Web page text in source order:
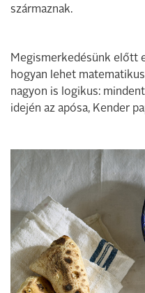
származnak.
Megismerkedésünk előtt
hogyan lehet
nagyon is logikus:
idején az apósa, Kender